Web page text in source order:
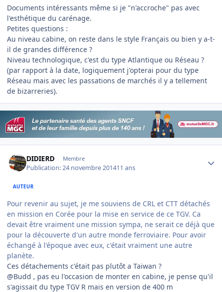
Documents intéressants même si je "n'accroche" pas avec
l'esthétique du carénage.
Petites questions :
Au niveau cabine, on reste dans le style Français ou bien y a-t-
il de grandes différence ?
Niveau technologique, c'est du type Atlantique ou Réseau ?
(par rapport à la date, logiquement j'opterai pour du type
Réseau mais avec les passations de marchés il y a tellement
de bizarreries).
DIDIERD Membre
Publication:24 novembre 201411 ans
AUTEUR
Pour revenir au sujet, je me souviens de CRL et CTT détachés
en mission en Corée pour la mise en service de ce TGV. Ca
devait être vraiment une mission sympa, ne serait ce déjà que
pour la découverte d'un autre monde ferroviaire. Pour avoir
échangé à l'époque avec eux, c'était vraiment une autre
planète.
Ces détachements c'était pas plutôt a Taiwan ?
@Budd , pas eu l'occasion de monter en cabine, je pense qu'il
s'agissait du type TGV R mais en version de 400 m